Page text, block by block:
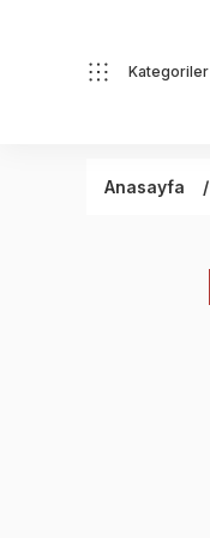
Kategoriler
Anasayfa